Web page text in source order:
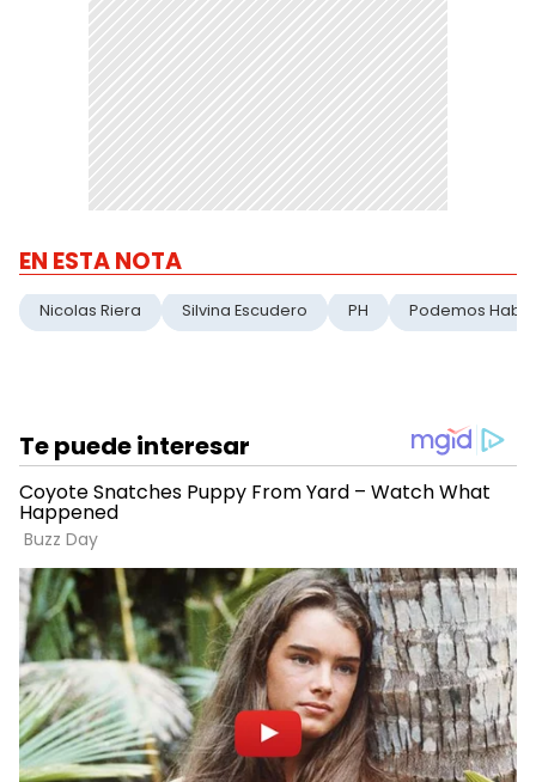
EN ESTA NOTA
Nicolas Riera Silvina Escudero PH Podemos